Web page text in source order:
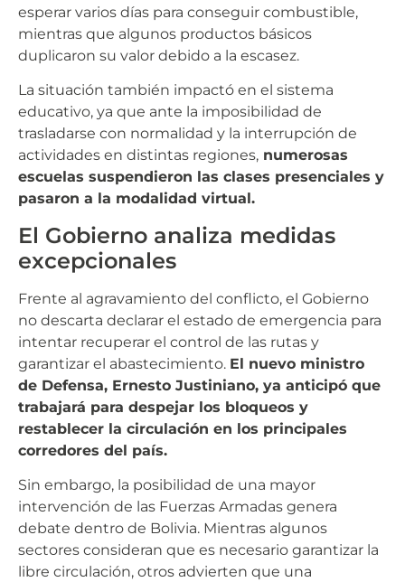
esperar varios días para conseguir combustible,
mientras que algunos productos básicos
duplicaron su valor debido a la escasez.
La situación también impactó en el sistema
educativo, ya que ante la imposibilidad de
trasladarse con normalidad y la interrupción de
actividades en distintas regiones, numerosas
escuelas suspendieron las clases presenciales y
pasaron a la modalidad virtual.
El Gobierno analiza medidas
excepcionales
Frente al agravamiento del conflicto, el Gobierno
no descarta declarar el estado de emergencia para
intentar recuperar el control de las rutas y
garantizar el abastecimiento. El nuevo ministro
de Defensa, Ernesto Justiniano, ya anticipó que
trabajará para despejar los bloqueos y
restablecer la circulación en los principales
corredores del país.
Sin embargo, la posibilidad de una mayor
intervención de las Fuerzas Armadas genera
debate dentro de Bolivia. Mientras algunos
sectores consideran que es necesario garantizar la
libre circulación, otros advierten que una